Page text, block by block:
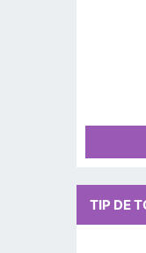
TIP DE